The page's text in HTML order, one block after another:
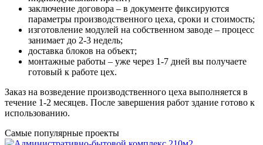
заключение договора – в документе фиксируются
параметры производственного цеха, сроки и стоимость;
изготовление модулей на собственном заводе – процесс
занимает до 2-3 недель;
доставка блоков на объект;
монтажные работы – уже через 1-7 дней вы получаете
готовый к работе цех.
Заказ на возведение производственного цеха выполняется в
течение 1-2 месяцев. После завершения работ здание готово к
использованию.
Самые популярные проекты